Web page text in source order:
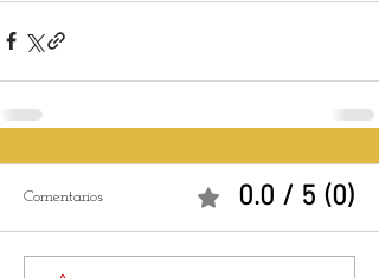
Comentarios 0.0 / 5 (0)